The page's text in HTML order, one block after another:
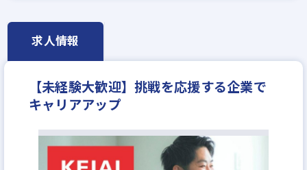
女性が活躍中
完全週休2日
休日シフト制
年間休日120日以上
年収300万円
月給25万円
求人情報
【未経験大歓迎】挑戦を応援する企業で
キャリアアップ